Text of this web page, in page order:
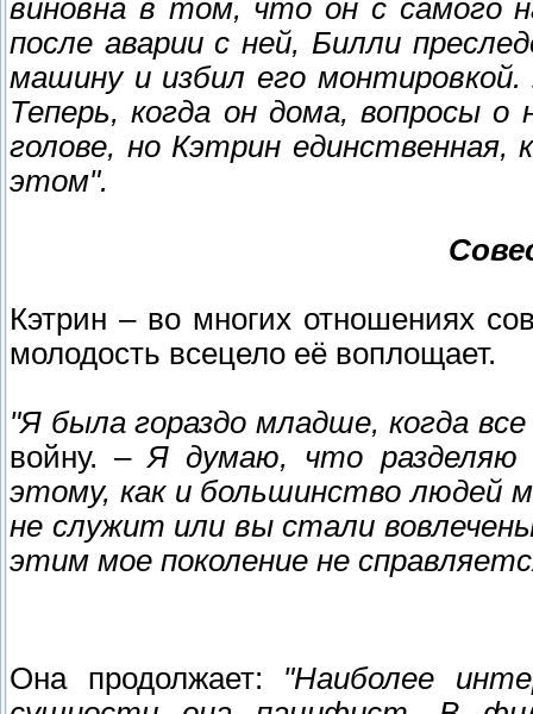
виновна в том, что он с самого
после аварии с ней, Билли
машину и избил его
Теперь, когда он дома, вопросы
голове, но Кэтрин
этом".
Кэтрин – во многих отношениях
молодость всецело её воплощает.
"Я была гораздо младше, когда все
войну. –Я думаю, что разделяю
этому, как и большинство людей
не служит или вы стали
этим мое поколение не
Она продолжает: "Наиболее